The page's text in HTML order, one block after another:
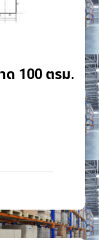
ด 100 ตรม.